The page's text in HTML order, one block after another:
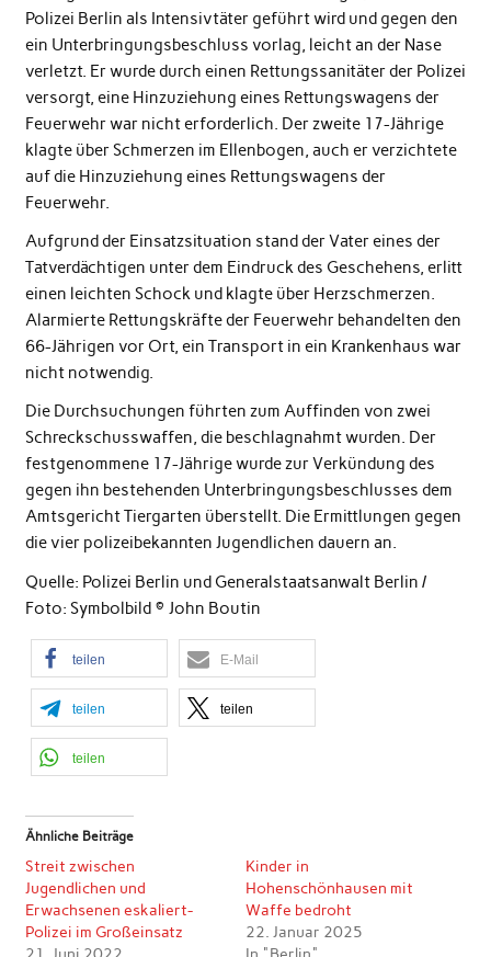
Polizei Berlin als Intensivtäter geführt wird und gegen den
ein Unterbringungsbeschluss vorlag, leicht an der Nase
verletzt. Er wurde durch einen Rettungssanitäter der Polizei
versorgt, eine Hinzuziehung eines Rettungswagens der
Feuerwehr war nicht erforderlich. Der zweite 17-Jährige
klagte über Schmerzen im Ellenbogen, auch er verzichtete
auf die Hinzuziehung eines Rettungswagens der
Feuerwehr.
Aufgrund der Einsatzsituation stand der Vater eines der
Tatverdächtigen unter dem Eindruck des Geschehens, erlitt
einen leichten Schock und klagte über Herzschmerzen.
Alarmierte Rettungskräfte der Feuerwehr behandelten den
66-Jährigen vor Ort, ein Transport in ein Krankenhaus war
nicht notwendig.
Die Durchsuchungen führten zum Auffinden von zwei
Schreckschusswaffen, die beschlagnahmt wurden. Der
festgenommene 17-Jährige wurde zur Verkündung des
gegen ihn bestehenden Unterbringungsbeschlusses dem
Amtsgericht Tiergarten überstellt. Die Ermittlungen gegen
die vier polizeibekannten Jugendlichen dauern an.
Quelle: Polizei Berlin und Generalstaatsanwalt Berlin /
Foto: Symbolbild © John Boutin
teilen E-Mail
teilen teilen
teilen
Ähnliche Beiträge
Streit zwischen
Jugendlichen und
Erwachsenen eskaliert-
Polizei im Großeinsatz
Kinder in
Hohenschönhausen mit
Waffe bedroht
22. Januar 2025